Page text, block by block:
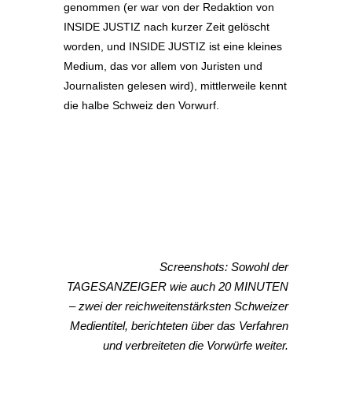
genommen (er war von der Redaktion von
INSIDE JUSTIZ nach kurzer Zeit gelöscht
worden, und INSIDE JUSTIZ ist eine kleines
Medium, das vor allem von Juristen und
Journalisten gelesen wird), mittlerweile kennt
die halbe Schweiz den Vorwurf.
Screenshots: Sowohl der
TAGESANZEIGER wie auch 20 MINUTEN
– zwei der reichweitenstärksten Schweizer
Medientitel, berichteten über das Verfahren
und verbreiteten die Vorwürfe weiter.